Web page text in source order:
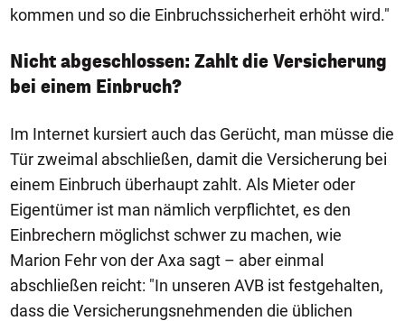
kommen und so die Einbruchssicherheit erhöht wird."
Nicht abgeschlossen: Zahlt die Versicherung
bei einem Einbruch?
Im Internet kursiert auch das Gerücht, man müsse die
Tür zweimal abschließen, damit die Versicherung bei
einem Einbruch überhaupt zahlt. Als Mieter oder
Eigentümer ist man nämlich verpflichtet, es den
Einbrechern möglichst schwer zu machen, wie
Marion Fehr von der Axa sagt – aber einmal
abschließen reicht: "In unseren AVB ist festgehalten,
dass die Versicherungsnehmenden die üblichen